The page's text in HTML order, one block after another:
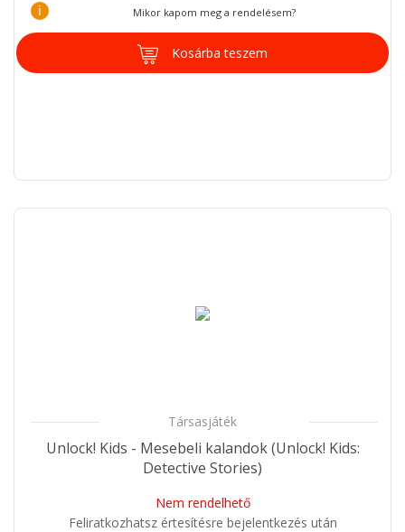
i Mikor kapom meg a rendelésem?
Kosárba teszem
Társasjáték
Unlock! Kids - Mesebeli kalandok (Unlock! Kids:
Detective Stories)
Nem rendelhető
Feliratkozhatsz értesítésre bejelentkezés után